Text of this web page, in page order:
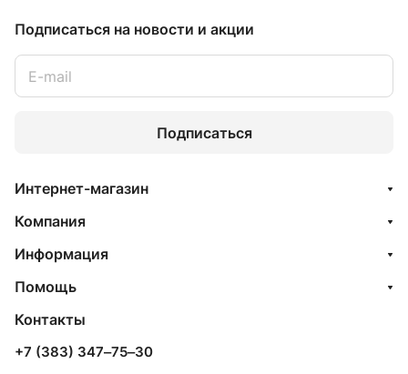
Подписаться на новости и акции
Подписаться
Интернет-магазин
Компания
Информация
Помощь
Контакты
+7 (383) 347‒75‒30